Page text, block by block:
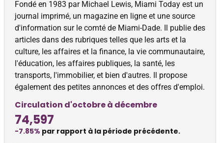
Fondé en 1983 par Michael Lewis, Miami Today est un
journal imprimé, un magazine en ligne et une source
d'information sur le comté de Miami-Dade. Il publie des
articles dans des rubriques telles que les arts et la
culture, les affaires et la finance, la vie communautaire,
l'éducation, les affaires publiques, la santé, les
transports, l'immobilier, et bien d'autres. Il propose
également des petites annonces et des offres d'emploi.
Circulation d'octobre à décembre
74,597
-7.85% par rapport à la période précédente.